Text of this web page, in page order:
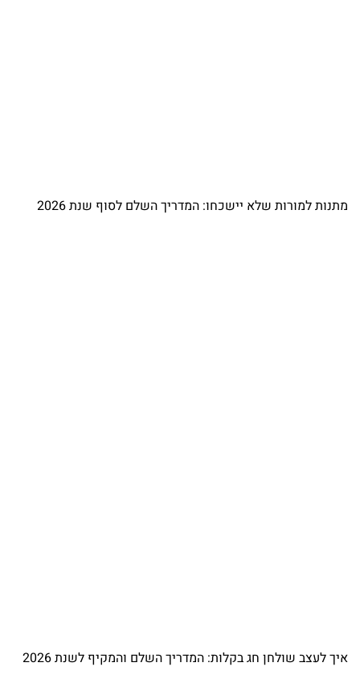
מתנות למורות שלא יישכחו: המדריך השלם לסוף שנת 2026
איך לעצב שולחן חג בקלות: המדריך השלם והמקיף לשנת 2026